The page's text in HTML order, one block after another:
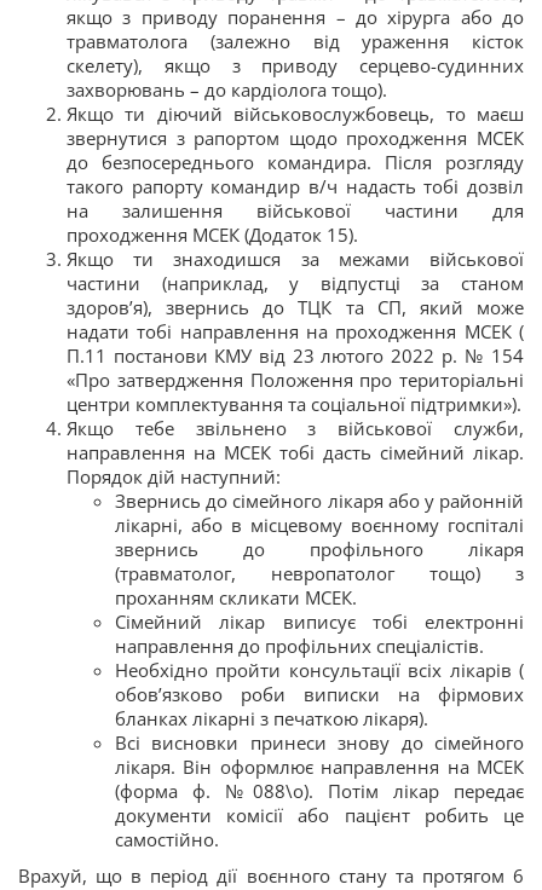
якщо з приводу поранення – до хірурга або до
травматолога (залежно від ураження кісток
скелету), якщо з приводу серцево-судинних
захворювань – до кардіолога тощо).
Якщо ти діючий військовослужбовець, то маєш
звернутися з рапортом щодо проходження МСЕК
до безпосереднього командира. Після розгляду
такого рапорту командир в/ч надасть тобі дозвіл
на залишення військової частини для
проходження МСЕК (Додаток 15).
Якщо ти знаходишся за межами військової
частини (наприклад, у відпустці за станом
здоров’я), звернись до ТЦК та СП, який може
надати тобі направлення на проходження МСЕК (
П.11 постанови КМУ від 23 лютого 2022 р. № 154
«Про затвердження Положення про територіальні
центри комплектування та соціальної підтримки»).
Якщо тебе звільнено з військової служби,
направлення на МСЕК тобі дасть сімейний лікар.
Порядок дій наступний:
Звернись до сімейного лікаря або у районній
лікарні, або в місцевому воєнному госпіталі
звернись до профільного лікаря
(травматолог, невропатолог тощо) з
проханням скликати МСЕК.
Сімейний лікар виписує тобі електронні
направлення до профільних спеціалістів.
Необхідно пройти консультації всіх лікарів (
обов’язково роби виписки на фірмових
бланках лікарні з печаткою лікаря).
Всі висновки принеси знову до сімейного
лікаря. Він оформлює направлення на МСЕК
(форма ф. №088\о). Потім лікар передає
документи комісії або пацієнт робить це
самостійно.
Врахуй, що в період дії воєнного стану та протягом 6